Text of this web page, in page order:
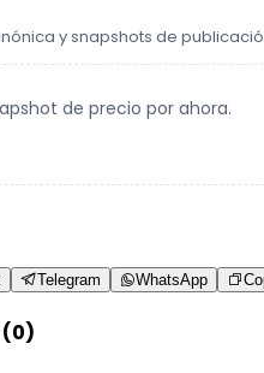
y snapshots de
de precio por ahora.
Telegram WhatsApp